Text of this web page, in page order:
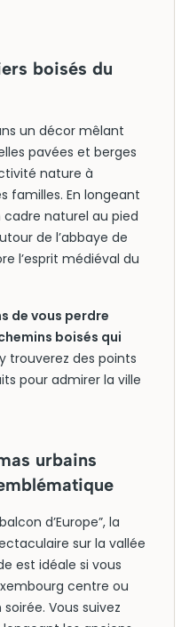
boisés du
un décor mêlant
pavées et berges
nature à
familles. En longeant
cadre naturel au pied
de l’abbaye de
l’esprit médiéval du
de vous perdre
boisés qui
trouverez des points
pour admirer la ville
urbains
d’Europe”, la
sur la vallée
est idéale si vous
centre ou
Vous suivez